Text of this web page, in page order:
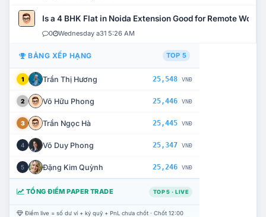
Is a 4 BHK Flat in Noida Extension Good for Remote Work?
0 Wednesday a31 5:26 AM
BẢNG XẾP HẠNG TOP 5
1 Trần Thị Hương 25,548 VNĐ
2 Võ Hữu Phong 25,446 VNĐ
3 Trần Ngọc Hà 25,445 VNĐ
4 Võ Duy Phong 25,347 VNĐ
5 Đặng Kim Quỳnh 25,246 VNĐ
TỔNG ĐIỂM PAPER TRADE TOP 5 · LIVE
Điểm live = số dư ví + ký quỹ + PnL chưa chốt · Chốt 12:00